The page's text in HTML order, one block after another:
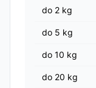
do 2 kg
do 5 kg
do 10 kg
do 20 kg